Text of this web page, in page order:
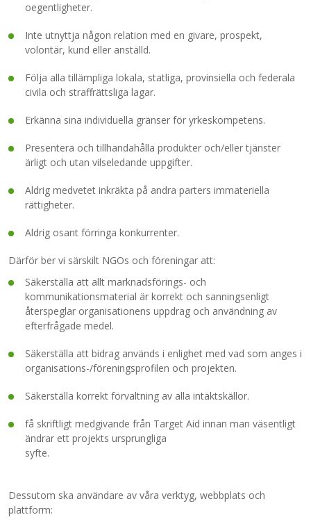
oegentligheter.
Inte utnyttja någon relation med en givare, prospekt,
volontär, kund eller anställd.
Följa alla tillämpliga lokala, statliga, provinsiella och federala
civila och straffrättsliga lagar.
Erkänna sina individuella gränser för yrkeskompetens.
Presentera och tillhandahålla produkter och/eller tjänster
ärligt och utan vilseledande uppgifter.
Aldrig medvetet inkräkta på andra parters immateriella
rättigheter.
Aldrig osant förringa konkurrenter.
Därför ber vi särskilt NGOs och föreningar att:
Säkerställa att allt marknadsförings- och
kommunikationsmaterial är korrekt och sanningsenligt
återspeglar organisationens uppdrag och användning av
efterfrågade medel.
Säkerställa att bidrag används i enlighet med vad som anges i
organisations-/föreningsprofilen och projekten.
Säkerställa korrekt förvaltning av alla intäktskällor.
få skriftligt medgivande från Target Aid innan man väsentligt
ändrar ett projekts ursprungliga
syfte.
Dessutom ska användare av våra verktyg, webbplats och
plattform: